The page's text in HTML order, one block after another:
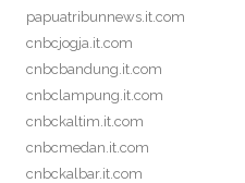
papuatribunnews.it.com
cnbcjogja.it.com
cnbcbandung.it.com
cnbclampung.it.com
cnbckaltim.it.com
cnbcmedan.it.com
cnbckalbar.it.com